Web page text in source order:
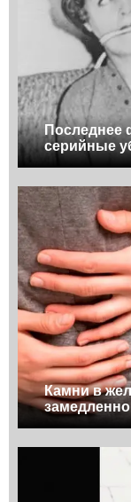
Последнее
серийные
Камни в